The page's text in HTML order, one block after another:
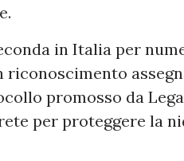
in Italia per
riconoscimento
promosso da
per proteggere la